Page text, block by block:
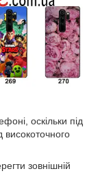
оскільки під
високоточного
зовнішній